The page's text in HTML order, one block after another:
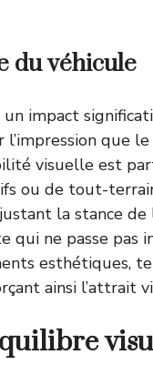
du véhicule
impact
que
visuelle est
ou de tout-
la stance
qui ne passe pas
esthétiques,
ainsi l’attrait